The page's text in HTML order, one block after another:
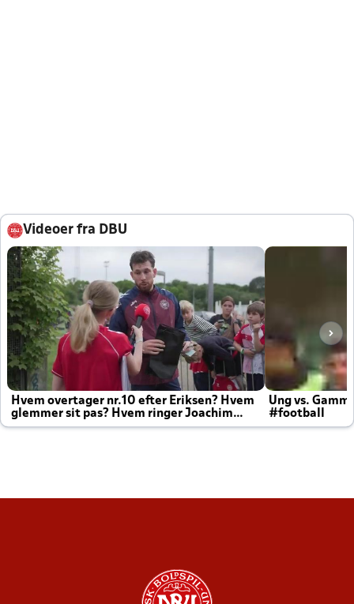
Videoer fra DBU
Hvem overtager nr.10 efter Eriksen? Hvem
glemmer sit pas? Hvem ringer Joachim
altid til efter kampe?
Ung vs.
#football